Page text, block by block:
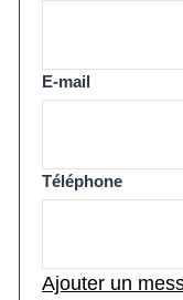
E-mail
Téléphone
Ajouter un